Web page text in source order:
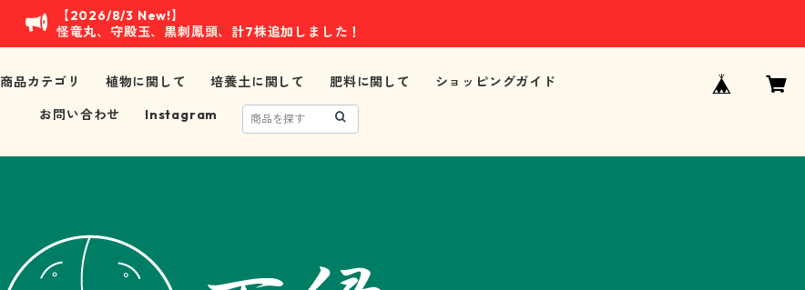
【2026/8/3 New!】
怪竜丸、守殿玉、黒刺鳳頭、計7株追加しました！
商品カテゴリ 植物に関して 培養土に関して 肥料に関して
ショッピングガイド
お問い合わせ
Instagram